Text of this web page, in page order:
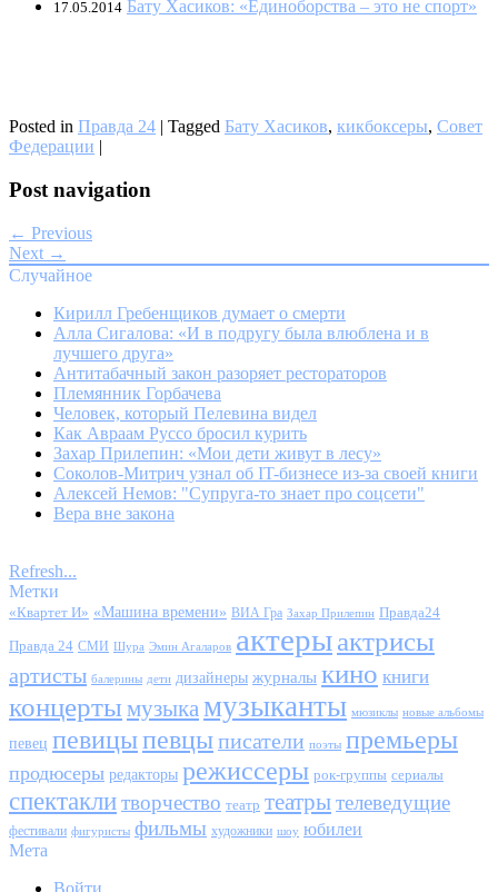
17.05.2014 Бату Хасиков: «Единоборства – это не спорт»
Posted in Правда 24 | Tagged Бату Хасиков, кикбоксеры, Совет
Федерации |
Post navigation
← Previous
Next →
Случайное
Кирилл Гребенщиков думает о смерти
Алла Сигалова: «И в подругу была влюблена и в
лучшего друга»
Антитабачный закон разоряет рестораторов
Племянник Горбачева
Человек, который Пелевина видел
Как Авраам Руссо бросил курить
Захар Прилепин: «Мои дети живут в лесу»
Соколов-Митрич узнал об IT-бизнесе из-за своей книги
Алексей Немов: "Супруга-то знает про соцсети"
Вера вне закона
Refresh...
Метки
«Квартет И» «Машина времени» ВИА Гра Захар Прилепин Правда24
Правда 24 СМИ Шура Эмин Агаларов актерыактрисы
артисты балерины дети дизайнеры журналы кино книги
концерты музыка музыканты мюзиклы новые альбомы
певец певицыпевцыписатели поэты премьеры
продюсеры редакторы режиссеры рок-группы сериалы
спектаклитворчество театр театрытелеведущие
фестивали фигуристы фильмы художники шоу юбилеи
Мета
Войти